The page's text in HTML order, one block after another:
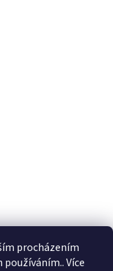
procházením
Více